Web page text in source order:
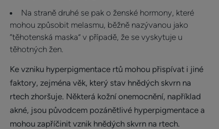
Na straně druhé se pak o ženské hormony, které
mohou způsobit melasmu, běžně nazývanou jako
“těhotenská maska” v případě, že se vyskytuje u
těhotných žen.
Ke vzniku hyperpigmentace rtů mohou přispívat i jiné
faktory, zejména věk, který stav hnědých skvrn na
rtech zhoršuje. Některá kožní onemocnění, například
akné, jsou původcem pozánětlivé hyperpigmentace a
mohou zapříčinit vznik hnědých skvrn na rtech.